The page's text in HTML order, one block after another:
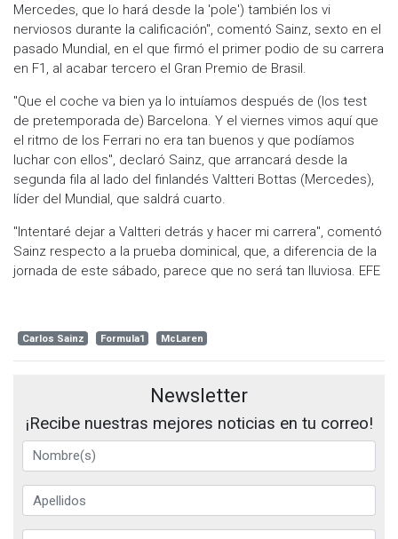
Mercedes, que lo hará desde la 'pole') también los vi
nerviosos durante la calificación", comentó Sainz, sexto en el
pasado Mundial, en el que firmó el primer podio de su carrera
en F1, al acabar tercero el Gran Premio de Brasil.
"Que el coche va bien ya lo intuíamos después de (los test
de pretemporada de) Barcelona. Y el viernes vimos aquí que
el ritmo de los Ferrari no era tan buenos y que podíamos
luchar con ellos", declaró Sainz, que arrancará desde la
segunda fila al lado del finlandés Valtteri Bottas (Mercedes),
líder del Mundial, que saldrá cuarto.
"Intentaré dejar a Valtteri detrás y hacer mi carrera", comentó
Sainz respecto a la prueba dominical, que, a diferencia de la
jornada de este sábado, parece que no será tan lluviosa. EFE
Carlos Sainz Formula1 McLaren
Newsletter
¡Recibe nuestras mejores noticias en tu correo!